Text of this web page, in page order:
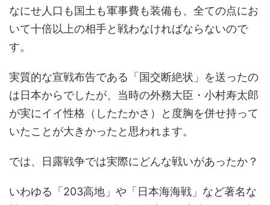
なにせ人口も国土も軍事費も装備も、全ての点にお
いて十倍以上の相手と戦わなければならないので
す。
実質的な宣戦布告である「国交断絶状」を送ったの
は日本からでしたが、当時の外務大臣・小村寿太郎
が実にイイ性格（したたかさ）と度胸を併せ持って
いたことが大きかったと思われます。
では、日露戦争では実際にどんな戦いがあったか？
いわゆる「203高地」や「日本海海戦」など著名な